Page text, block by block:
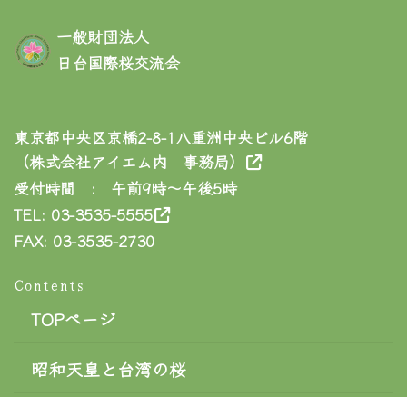
一般財団法人
日台国際桜交流会
東京都中央区京橋2-8-1八重洲中央ビル6階
（株式会社アイエム内 事務局）
受付時間 : 午前9時〜午後5時
TEL: 03-3535-5555
FAX: 03-3535-2730
Contents
TOPページ
昭和天皇と台湾の桜